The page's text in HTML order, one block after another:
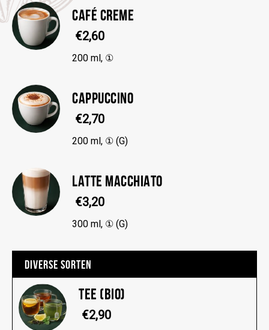
CAFÉ CREME
€2,60
200 ml, ①
CAPPUCCINO
€2,70
200 ml, ① (G)
LATTE MACCHIATO
€3,20
300 ml, ① (G)
DIVERSE SORTEN
TEE (BIO)
€2,90